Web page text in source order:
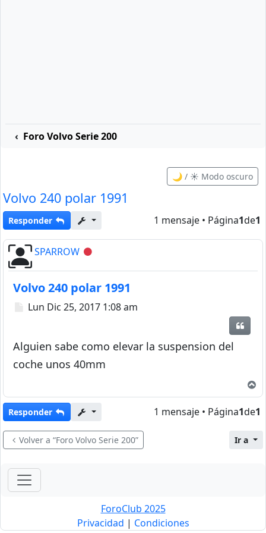
Foro Volvo Serie 200
🌙 / ☀️ Modo oscuro
Volvo 240 polar 1991
Responder 1 mensaje • Página1de1
SPARROW Desconectado
Volvo 240 polar 1991
Mensaje
Lun Dic 25, 2017 1:08 am
Alguien sabe como elevar la suspension del
coche unos 40mm
Responder 1 mensaje • Página1de1
Volver a “Foro Volvo Serie 200” Ir a
ForoClub 2025
Privacidad | Condiciones